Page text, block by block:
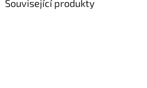
Související produkty